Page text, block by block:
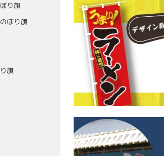
り旗
ぼり旗
旗